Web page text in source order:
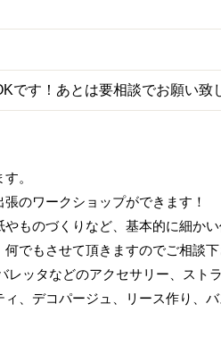
です！あとは要相談でお願い致
。
のワークショップができます！
ものづくりなど、基本的に細か
何でもさせて頂きますのでご相談
レッタなどのアクセサリー、スト
ィ、デコパージュ、リース作り、